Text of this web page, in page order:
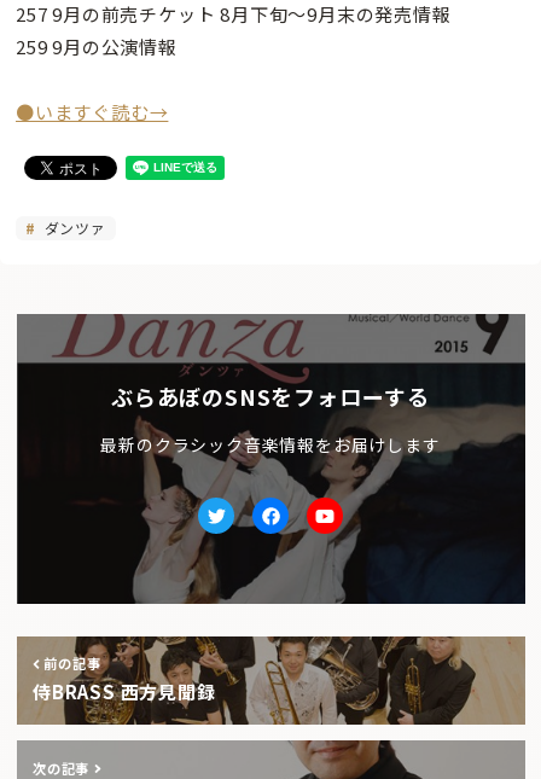
257 9月の前売チケット 8月下旬〜9月末の発売情報
259 9月の公演情報
●いますぐ読む→
ダンツァ
ぶらあぼのSNSをフォローする
最新のクラシック音楽情報をお届けします
TwitterfacebookYoutube
前の記事
侍BRASS 西方見聞録
次の記事